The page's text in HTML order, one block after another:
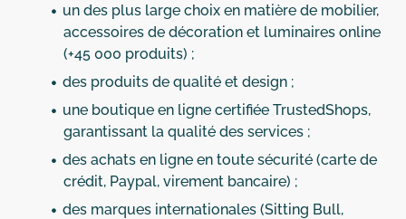
un des plus large choix en matière de mobilier,
accessoires de décoration et luminaires online
(+45 000 produits) ;
des produits de qualité et design ;
une boutique en ligne certifiée TrustedShops,
garantissant la qualité des services ;
des achats en ligne en toute sécurité (carte de
crédit, Paypal, virement bancaire) ;
des marques internationales (Sitting Bull,